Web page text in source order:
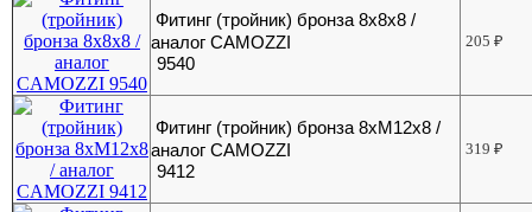
Фитинг (тройник) бронза 8х8х8 /
аналог CAMOZZI
9540
205₽
Фитинг (тройник) бронза 8хМ12х8 /
аналог CAMOZZI
9412
319₽